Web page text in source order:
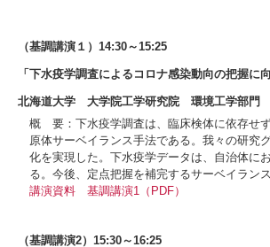
（基調講演１）14:30～15:25
「下水疫学調査によるコロナ感染動向の把握に
北海道大学 大学院工学研究院 環境工学部
概 要：下水疫学調査は、臨床検体に依存せ
原体サーベイランス手法である。我々の研究
化を実現した。下水疫学データは、自治体に
る。今後、定点把握を補完するサーベイラン
講演資料 基調講演1（PDF）
（基調講演2）15:30～16:25